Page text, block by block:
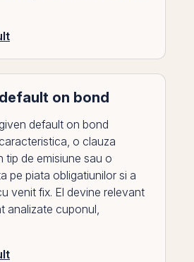
on bond
default on bond
o clauza
tip de emisiune sau o
pe piata obligatiunilor si a
venit fix. El devine relevant
analizate cuponul,